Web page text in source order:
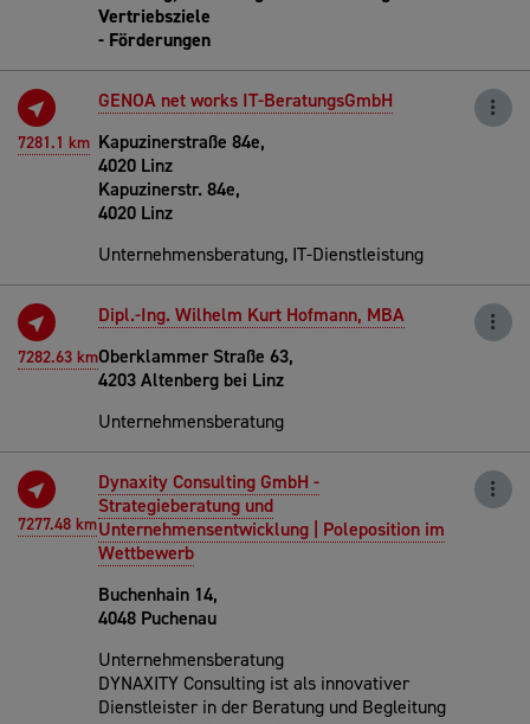
Vertriebsziele
- Förderungen
7281.1 km
GENOA net works IT-BeratungsGmbH
Kapuzinerstraße 84e,
4020 Linz
Kapuzinerstr. 84e,
4020 Linz
Unternehmensberatung, IT-Dienstleistung
7282.63 km
Dipl.-Ing. Wilhelm Kurt Hofmann, MBA
Oberklammer Straße 63,
4203 Altenberg bei Linz
Unternehmensberatung
7277.48 km
Dynaxity Consulting GmbH -
Strategieberatung und
Unternehmensentwicklung | Poleposition im
Wettbewerb
Buchenhain 14,
4048 Puchenau
Unternehmensberatung
DYNAXITY Consulting ist als innovativer
Dienstleister in der Beratung und Begleitung